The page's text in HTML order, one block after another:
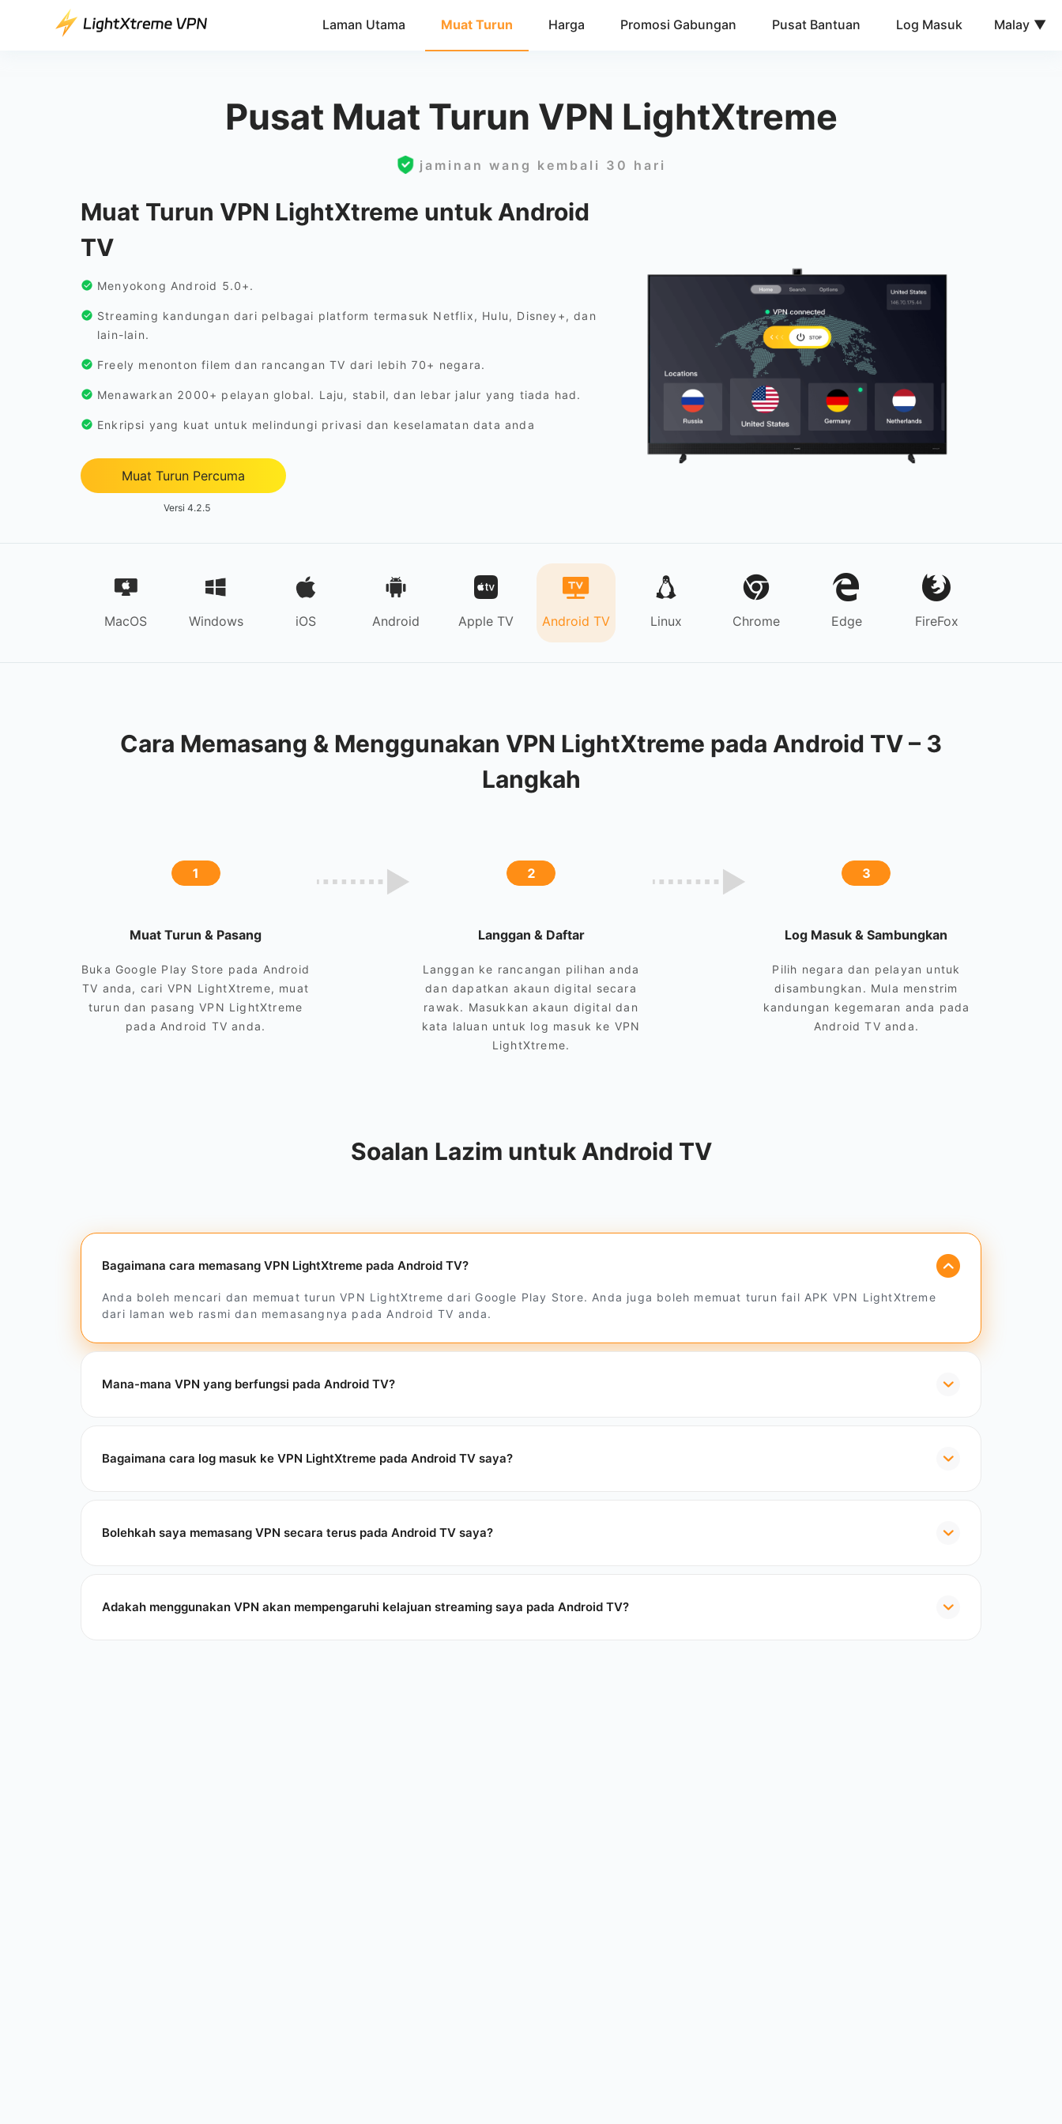
Laman Utama Muat Turun Harga Promosi Gabungan Pusat Bantuan Log Masuk Malay
Pusat Muat Turun VPN LightXtreme
jaminan wang kembali 30 hari
Muat Turun VPN LightXtreme untuk Android
TV
Menyokong Android 5.0+.
Streaming kandungan dari pelbagai platform termasuk Netflix, Hulu, Disney+, dan
lain-lain.
Freely menonton filem dan rancangan TV dari lebih 70+ negara.
Menawarkan 2000+ pelayan global. Laju, stabil, dan lebar jalur yang tiada had.
Enkripsi yang kuat untuk melindungi privasi dan keselamatan data anda
Muat Turun Percuma
Versi 4.2.5
MacOS Windows iOS Android Apple TV Android TV Linux Chrome Edge FireFox
Cara Memasang & Menggunakan VPN LightXtreme pada Android TV – 3
Langkah
1
Muat Turun & Pasang
Buka Google Play Store pada Android
TV anda, cari VPN LightXtreme, muat
turun dan pasang VPN LightXtreme
pada Android TV anda.
2
Langgan & Daftar
Langgan ke rancangan pilihan anda
dan dapatkan akaun digital secara
rawak. Masukkan akaun digital dan
kata laluan untuk log masuk ke VPN
LightXtreme.
3
Log Masuk & Sambungkan
Pilih negara dan pelayan untuk
disambungkan. Mula menstrim
kandungan kegemaran anda pada
Android TV anda.
Soalan Lazim untuk Android TV
Bagaimana cara memasang VPN LightXtreme pada Android TV?
Anda boleh mencari dan memuat turun VPN LightXtreme dari Google Play Store. Anda juga boleh memuat turun fail APK VPN LightXtreme
dari laman web rasmi dan memasangnya pada Android TV anda.
Mana-mana VPN yang berfungsi pada Android TV?
Bagaimana cara log masuk ke VPN LightXtreme pada Android TV saya?
Bolehkah saya memasang VPN secara terus pada Android TV saya?
Adakah menggunakan VPN akan mempengaruhi kelajuan streaming saya pada Android TV?